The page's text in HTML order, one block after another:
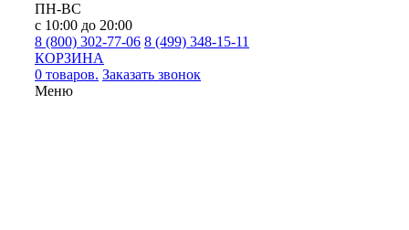
ПН-ВС
с 10:00 до 20:00
8 (800) 302-77-06 8 (499) 348-15-11
КОРЗИНА
0 товаров. Заказать звонок
Меню